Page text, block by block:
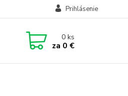
Prihlásenie
0ks
za 0 €